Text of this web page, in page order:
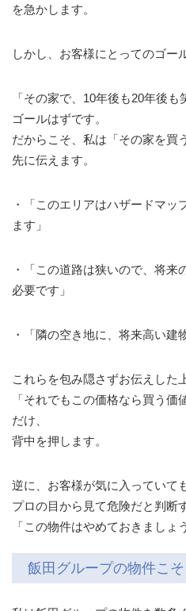
を急かします。
しかし、お客様にとってのゴー
「その家で、10年後も20年後
ゴールはずです。
だからこそ、私は「その家を買
先に伝えます。
・「このエリアはハザードマッ
ます」
・「この道路は狭いので、将
必要です」
・「隣の空き地に、将来高い建
これらを包み隠さずお伝えした
「それでもこの価格なら買う
だけ、
背中を押します。
逆に、お客様が気に入っていても
プロの目から見て危険だと判断
「この物件はやめておきましょ
飯田グループの物件こ